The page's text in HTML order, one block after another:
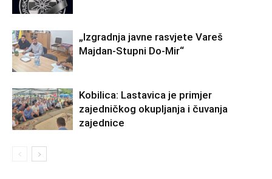
„Izgradnja javne rasvjete Vareš
Majdan-Stupni Do-Mir“
Kobilica: Lastavica je primjer
zajedničkog okupljanja i čuvanja
zajednice